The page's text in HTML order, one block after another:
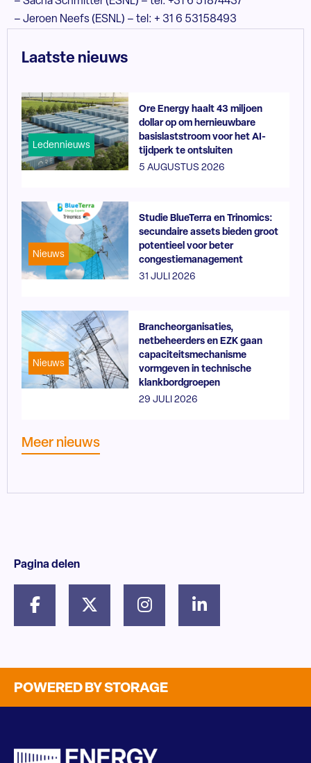
– Jeroen Neefs (ESNL) – tel: + 31 6 53158493
Laatste nieuws
Ledennieuws
Ore Energy haalt 43 miljoen
dollar op om hernieuwbare
basislaststroom voor het AI-
tijdperk te ontsluiten
5 AUGUSTUS 2026
Nieuws
Studie BlueTerra en Trinomics:
secundaire assets bieden groot
potentieel voor beter
congestiemanagement
31 JULI 2026
Nieuws
Brancheorganisaties,
netbeheerders en EZK gaan
capaciteitsmechanisme
vormgeven in technische
klankbordgroepen
29 JULI 2026
Meer nieuws
Pagina delen
POWERED BY STORAGE